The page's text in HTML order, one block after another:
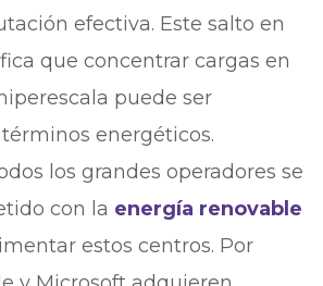
efectiva. Este salto en
que concentrar cargas en
puede ser
energéticos.
los grandes operadores se
con la energía renovable
estos centros. Por